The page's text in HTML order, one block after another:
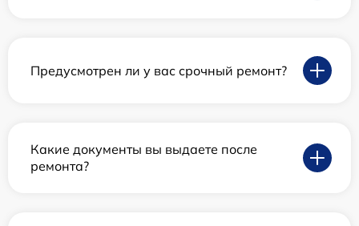
Предусмотрен ли у вас срочный ремонт?
Какие документы вы выдаете после
ремонта?